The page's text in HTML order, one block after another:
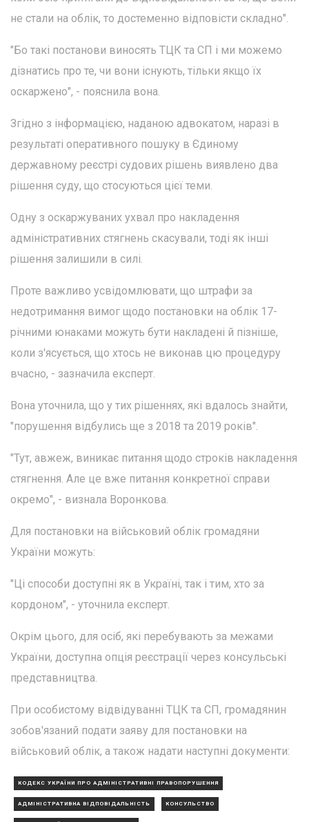
не стали на облік, то достеменно відповісти складно".
"Бо такі постанови виносять ТЦК та СП і ми можемо
дізнатись про те, чи вони існують, тільки якщо їх
оскаржено", - пояснила вона.
Згідно з інформацією, наданою адвокатом, наразі в
результаті оперативного пошуку в Єдиному
державному реєстрі судових рішень виявлено два
рішення суду, що стосуються цієї теми.
Одну з оскаржуваних ухвал про накладення
адміністративних стягнень скасували, тоді як інші
рішення залишили в силі.
Проте важливо усвідомлювати, що штрафи за
недотримання вимог щодо постановки на облік 17-
річними юнаками можуть бути накладені й пізніше,
коли з'ясується, що хтось не виконав цю процедуру
вчасно, - зазначила експерт.
Вона уточнила, що у тих рішеннях, які вдалось знайти,
"порушення відбулись ще з 2018 та 2019 років".
"Тут, авжеж, виникає питання щодо строків накладення
стягнення. Але це вже питання конкретної справи
окремо", - визнала Воронкова.
Для постановки на військовий облік громадяни
України можуть:
"Ці способи доступні як в Україні, так і тим, хто за
кордоном", - уточнила експерт.
Окрім цього, для осіб, які перебувають за межами
України, доступна опція реєстрації через консульські
представництва.
При особистому відвідуванні ТЦК та СП, громадянин
зобов'язаний подати заяву для постановки на
військовий облік, а також надати наступні документи:
КОДЕКС УКРАЇНИ ПРО АДМІНІСТРАТИВНІ ПРАВОПОРУШЕННЯ
АДМІНІСТРАТИВНА ВІДПОВІДАЛЬНІСТЬ КОНСУЛЬСТВО